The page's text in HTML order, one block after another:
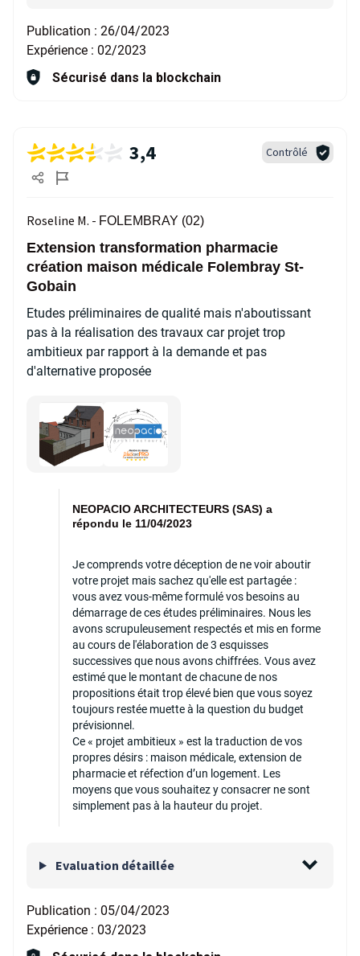
Publication : 26/04/2023
Expérience : 02/2023
Sécurisé dans la blockchain
3,4 Contrôlé
Roseline M. - FOLEMBRAY (02)
Extension transformation pharmacie
création maison médicale Folembray St-
Gobain
Etudes préliminaires de qualité mais n'aboutissant
pas à la réalisation des travaux car projet trop
ambitieux par rapport à la demande et pas
d'alternative proposée
NEOPACIO ARCHITECTEURS (SAS) a
répondu le 11/04/2023
Je comprends votre déception de ne voir aboutir
votre projet mais sachez qu'elle est partagée :
vous avez vous-même formulé vos besoins au
démarrage de ces études préliminaires. Nous les
avons scrupuleusement respectés et mis en forme
au cours de l'élaboration de 3 esquisses
successives que nous avons chiffrées. Vous avez
estimé que le montant de chacune de nos
propositions était trop élevé bien que vous soyez
toujours restée muette à la question du budget
prévisionnel.
Ce « projet ambitieux » est la traduction de vos
propres désirs : maison médicale, extension de
pharmacie et réfection d’un logement. Les
moyens que vous souhaitez y consacrer ne sont
simplement pas à la hauteur du projet.
Evaluation détaillée
Publication : 05/04/2023
Expérience : 03/2023